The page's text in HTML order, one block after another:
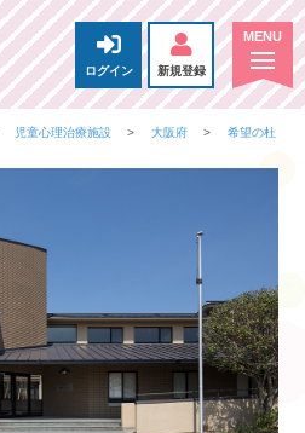
ログイン 新規登録
児童心理治療施設 大阪府 希望の杜